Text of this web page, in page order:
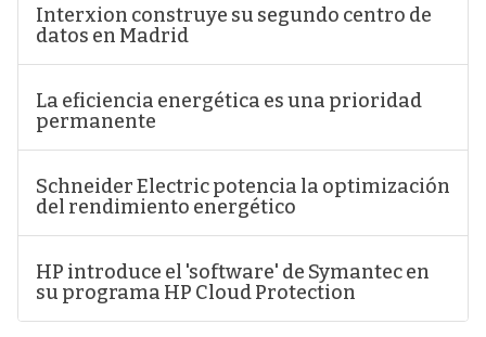
Interxion construye su segundo centro de
datos en Madrid
La eficiencia energética es una prioridad
permanente
Schneider Electric potencia la optimización
del rendimiento energético
HP introduce el 'software' de Symantec en
su programa HP Cloud Protection